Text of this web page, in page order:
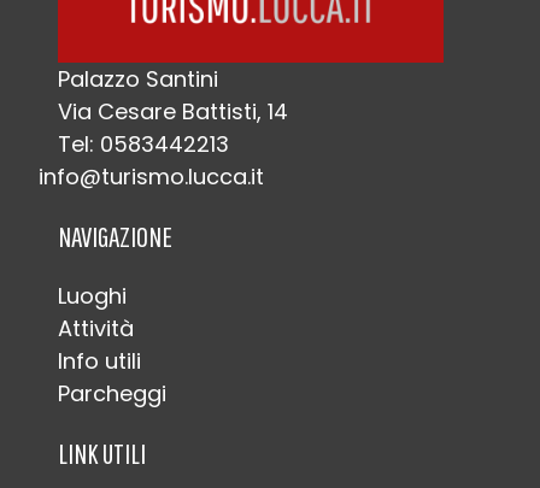
Palazzo Santini
Via Cesare Battisti, 14
Tel: 0583442213
info@turismo.lucca.it
NAVIGAZIONE
Luoghi
Attività
Info utili
Parcheggi
LINK UTILI